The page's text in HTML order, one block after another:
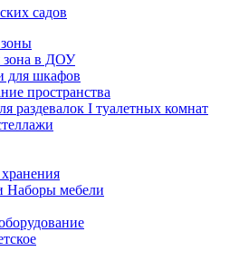
садов
зона в ДОУ
для шкафов
пространства
раздевалок I туалетных комнат
Наборы мебели